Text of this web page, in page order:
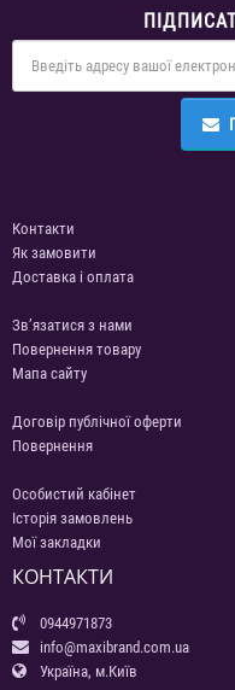
Контакти
Як замовити
Доставка і оплата
Зв’язатися з нами
Повернення товару
Мапа сайту
Договір публічної оферти
Повернення
Особистий кабінет
Історія замовлень
Мої закладки
КОНТАКТИ
0944971873
info@maxibrand.com.ua
Україна, м.Київ